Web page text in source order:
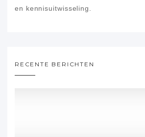
en kennisuitwisseling.
RECENTE BERICHTEN